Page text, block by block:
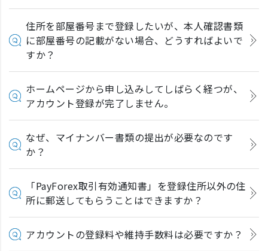
住所を部屋番号まで登録したいが、本人確認書類
に部屋番号の記載がない場合、どうすればよいで
すか？
ホームページから申し込みしてしばらく経つが、
アカウント登録が完了しません。
なぜ、マイナンバー書類の提出が必要なのです
か？
「PayForex取引有効通知書」を登録住所以外の住
所に郵送してもらうことはできますか？
アカウントの登録料や維持手数料は必要ですか？